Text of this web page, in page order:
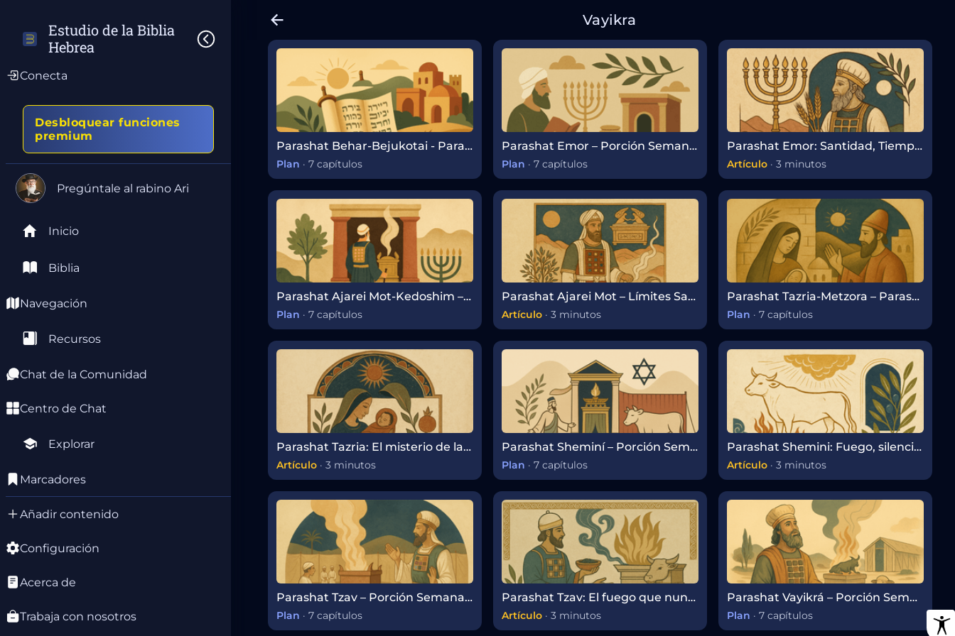
Estudio de la Biblia
Hebrea
Conecta
Desbloquear funciones
premium
Pregúntale al rabino Ari
Inicio
Biblia
Navegación
Recursos
Chat de la Comunidad
Centro de Chat
Explorar
Marcadores
Añadir contenido
Configuración
Acerca de
Trabaja con nosotros
Vayikra
Parashat Behar-Bejukotai - Parashá Semanal
Plan · 7 capítulos
Parashat Emor – Porción Semanal de la Torá
Plan · 7 capítulos
Parashat Emor: Santidad, Tiempos Sagrados y el Poder de la Palabra
Artículo · 3 minutos
Parashat Ajarei Mot-Kedoshim – Parashá Semanal de la Torá
Plan · 7 capítulos
Parashat Ajarei Mot – Límites Sagrados y el Camino hacia la Santidad
Artículo · 3 minutos
Parashat Tazria-Metzora – Parashá Semanal
Plan · 7 capítulos
Parashat Tazria: El misterio de la vida, la pureza y el crecimiento humano
Artículo · 3 minutos
Parashat Sheminí – Porción Semanal de la Torá
Plan · 7 capítulos
Parashat Shemini: Fuego, silencio y los límites de la santidad
Artículo · 3 minutos
Parashat Tzav – Porción Semanal de la Torá
Plan · 7 capítulos
Parashat Tzav: El fuego que nunca se apaga
Artículo · 3 minutos
Parashat Vayikrá – Porción Semanal de la Torá
Plan · 7 capítulos